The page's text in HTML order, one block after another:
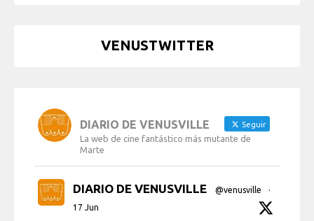
VENUSTWITTER
DIARIO DE VENUSVILLE Seguir
La web de cine fantástico más mutante de
Marte
DIARIO DE VENUSVILLE @venusville
·
17 Jun